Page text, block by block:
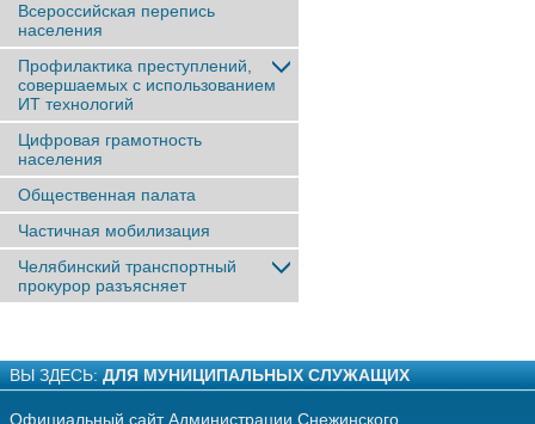
Всероссийская перепись
населения
Профилактика преступлений,
совершаемых с использованием
ИТ технологий
Цифровая грамотность
населения
Общественная палата
Частичная мобилизация
Челябинский транспортный
прокурор разъясняет
ВЫ ЗДЕСЬ: ДЛЯ МУНИЦИПАЛЬНЫХ СЛУЖАЩИХ
Официальный сайт Администрации Снежинского